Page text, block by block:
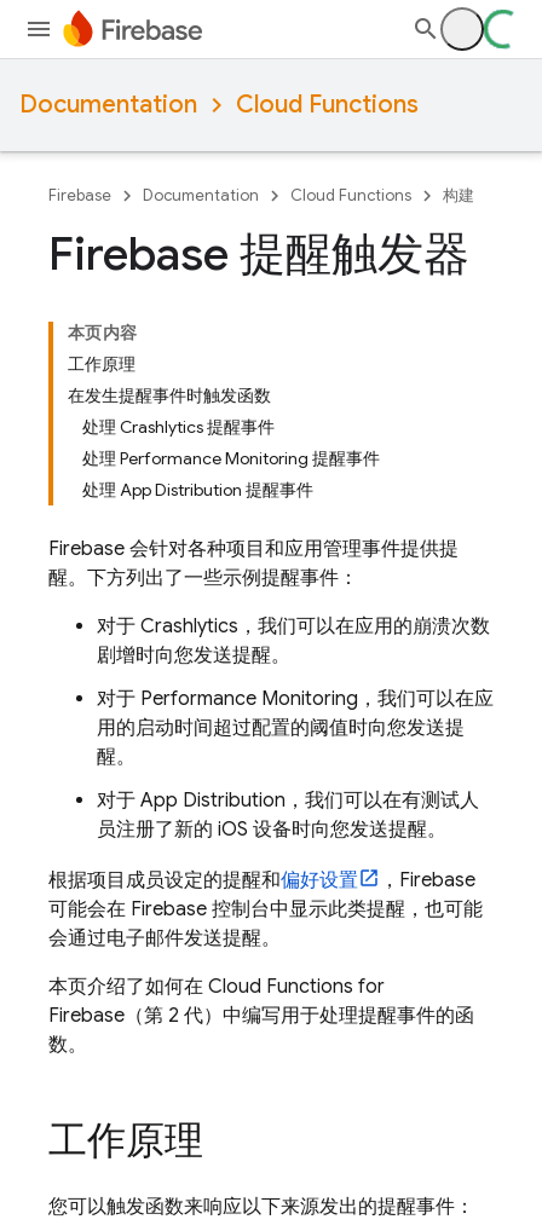
Documentation Cloud Functions
Firebase Documentation Cloud Functions 构建
Firebase 提醒触发器
本页内容
工作原理
在发生提醒事件时触发函数
处理 Crashlytics 提醒事件
处理 Performance Monitoring 提醒事件
处理 App Distribution 提醒事件
Firebase 会针对各种项目和应用管理事件提供提
醒。下方列出了一些示例提醒事件：
对于 Crashlytics ，我们可以在应用的崩溃次数
剧增时向您发送提醒。
对于 Performance Monitoring ，我们可以在应
用的启动时间超过配置的阈值时向您发送提
醒。
对于 App Distribution ，我们可以在有测试人
员注册了新的 iOS 设备时向您发送提醒。
根据项目成员设定的提醒和偏好设置
，Firebase
可能会在 Firebase 控制台中显示此类提醒，也可能
会通过电子邮件发送提醒。
本页介绍了如何在 Cloud Functions for
Firebase （第 2 代）中编写用于处理提醒事件的函
数。
工作原理
您可以触发函数来响应以下来源发出的提醒事件：